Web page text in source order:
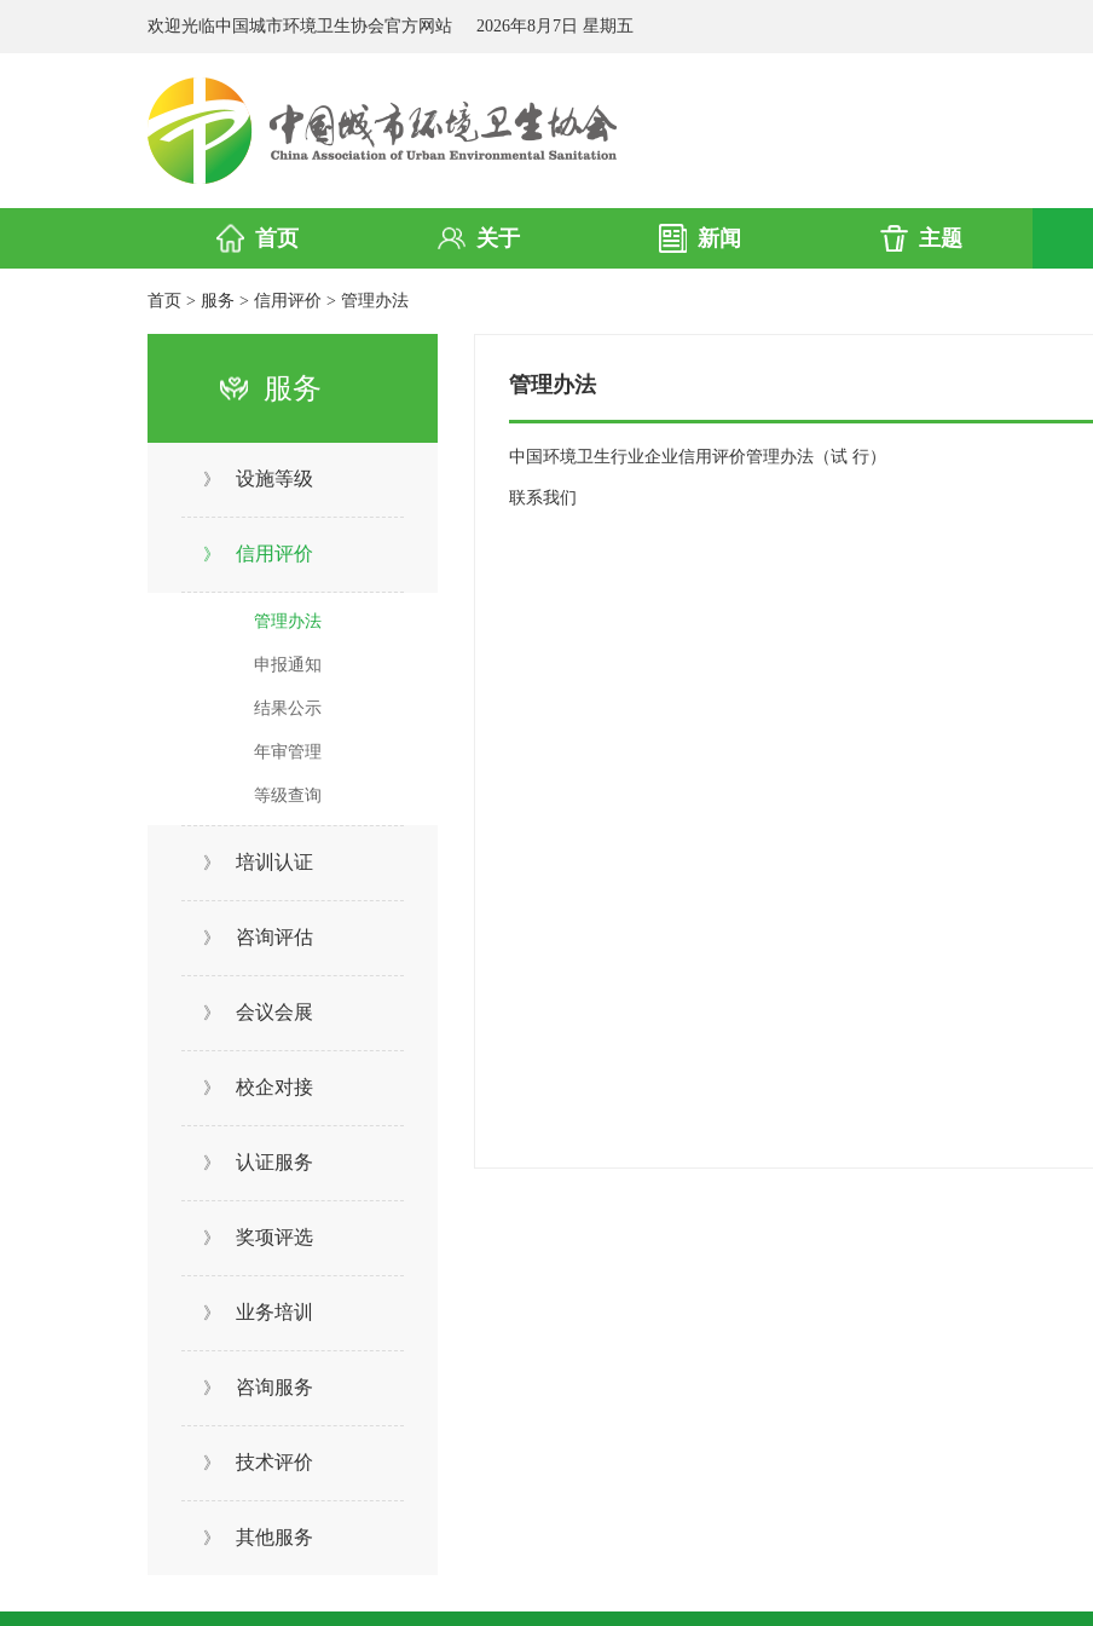
欢迎光临中国城市环境卫生协会官方网站 2026年8月7日 星期五
首页 关于 新闻 主题
首页 > 服务 > 信用评价 > 管理办法
服务
》 设施等级
》 信用评价
管理办法
申报通知
结果公示
年审管理
等级查询
》 培训认证
》 咨询评估
》 会议会展
》 校企对接
》 认证服务
》 奖项评选
》 业务培训
》 咨询服务
》 技术评价
》 其他服务
管理办法
中国环境卫生行业企业信用评价管理办法（试 行）
联系我们